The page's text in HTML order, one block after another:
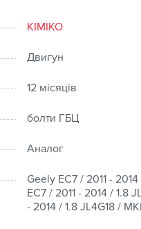
KIMIKO
Двигун
12 місяців
болти ГБЦ
Аналог
Geely EC7 / 2011 -
EC7 / 2011 - 2014 / 1.8
- 2014 / 1.8 JL4G18 /